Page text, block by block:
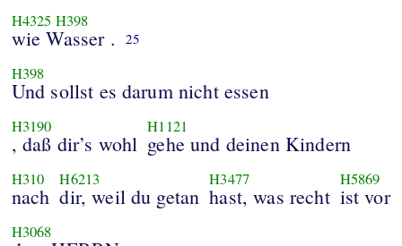
H4325 H398
wie Wasser . 25
H398
Und sollst es darum nicht essen
H3190
, daß dir’s wohl
H1121
gehe und deinen Kindern
H310
nach
H6213
dir, weil du getan
H3477
hast, was recht
H5869
ist vor
H3068